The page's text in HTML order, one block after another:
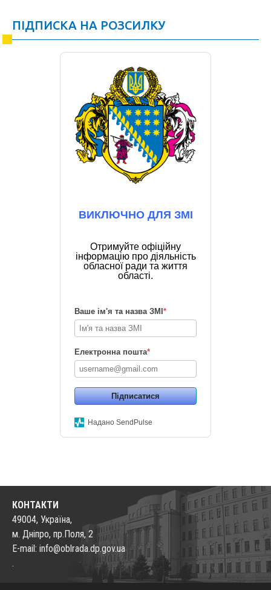
ПІДПИСКА НА РОЗСИЛКУ
ВИКЛЮЧНО ДЛЯ ЗМІ
Отримуйте офіційну
інформацію про діяльність
обласної ради та життя
області.
Ваше ім'я та назва ЗМІ *
Електронна пошта*
Підписатися
Надано SendPulse
КОНТАКТИ
49004, Україна,
м. Дніпро, пр.Поля, 2
E-mail: info@oblrada.dp.gov.ua
.